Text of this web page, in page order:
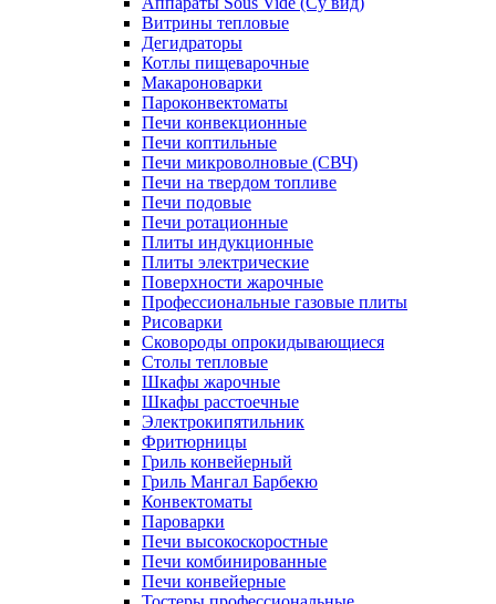
Витрины тепловые
Дегидраторы
Котлы пищеварочные
Макароноварки
Пароконвектоматы
Печи конвекционные
Печи коптильные
Печи микроволновые (СВЧ)
Печи на твердом топливе
Печи подовые
Печи ротационные
Плиты индукционные
Плиты электрические
Поверхности жарочные
Профессиональные газовые плиты
Рисоварки
Сковороды опрокидывающиеся
Столы тепловые
Шкафы жарочные
Шкафы расстоечные
Электрокипятильник
Фритюрницы
Гриль конвейерный
Гриль Мангал Барбекю
Конвектоматы
Пароварки
Печи высокоскоростные
Печи комбинированные
Печи конвейерные